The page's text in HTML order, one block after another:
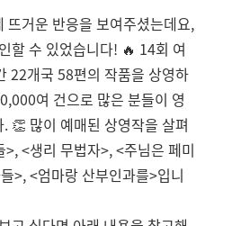
뜨거운 반응을 보여주셨는데요,
할 수 있었습니다! 🔥 14회 여
22개국 58편의 작품을 상영하
여 건으로 많은 분들이 영
👏 많이 예매된 상영작을 살펴
<생리 무법자>, <주님은 페미
>, <엄마랑 산부인과를>입니